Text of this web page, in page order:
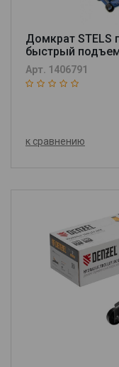
Домкрат STELS
быстрый
мм,
Арт. 1406791
к сравнению